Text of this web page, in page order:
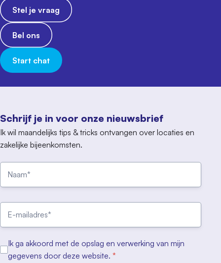
Schrijf je in voor onze nieuwsbrief
Ik wil maandelijks tips & tricks ontvangen over locaties en
zakelijke bijeenkomsten.
Ik ga akkoord met de opslag en verwerking van mijn
gegevens door deze website. *
Stel je vraag
Bel ons
Start chat